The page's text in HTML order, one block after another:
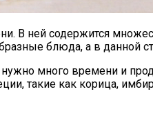
В ней содержится
блюда, а в
много времени и
такие как корица,